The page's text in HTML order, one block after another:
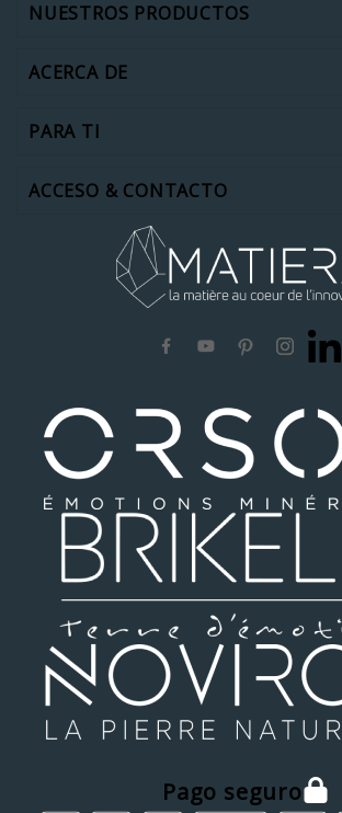
NUESTROS PRODUCTOS
ACERCA DE
PARA TI
ACCESO & CONTACTO
Pago seguro